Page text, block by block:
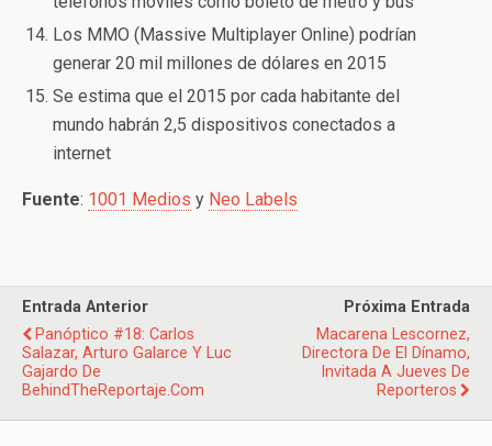
Los MMO (Massive Multiplayer Online) podrían
generar 20 mil millones de dólares en 2015
Se estima que el 2015 por cada habitante del
mundo habrán 2,5 dispositivos conectados a
internet
Fuente: 1001 Medios y Neo Labels
Entrada Anterior
Panóptico #18: Carlos
Salazar, Arturo Galarce Y Luc
Gajardo De
BehindTheReportaje.com
Próxima Entrada
Macarena Lescornez,
Directora De El Dínamo,
Invitada A Jueves De
Reporteros